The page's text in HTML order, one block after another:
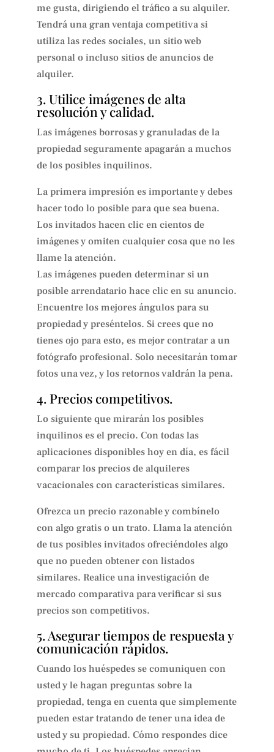
me gusta, dirigiendo el tráfico a su alquiler.
Tendrá una gran ventaja competitiva si
utiliza las redes sociales, un sitio web
personal o incluso sitios de anuncios de
alquiler.
3. Utilice imágenes de alta
resolución y calidad.
Las imágenes borrosas y granuladas de la
propiedad seguramente apagarán a muchos
de los posibles inquilinos.
La primera impresión es importante y debes
hacer todo lo posible para que sea buena.
Los invitados hacen clic en cientos de
imágenes y omiten cualquier cosa que no les
llame la atención.
Las imágenes pueden determinar si un
posible arrendatario hace clic en su anuncio.
Encuentre los mejores ángulos para su
propiedad y preséntelos. Si crees que no
tienes ojo para esto, es mejor contratar a un
fotógrafo profesional. Solo necesitarán tomar
fotos una vez, y los retornos valdrán la pena.
4. Precios competitivos.
Lo siguiente que mirarán los posibles
inquilinos es el precio. Con todas las
aplicaciones disponibles hoy en día, es fácil
comparar los precios de alquileres
vacacionales con características similares.
Ofrezca un precio razonable y combínelo
con algo gratis o un trato. Llama la atención
de tus posibles invitados ofreciéndoles algo
que no pueden obtener con listados
similares. Realice una investigación de
mercado comparativa para verificar si sus
precios son competitivos.
5. Asegurar tiempos de respuesta y
comunicación rápidos.
Cuando los huéspedes se comuniquen con
usted y le hagan preguntas sobre la
propiedad, tenga en cuenta que simplemente
pueden estar tratando de tener una idea de
usted y su propiedad. Cómo respondes dice